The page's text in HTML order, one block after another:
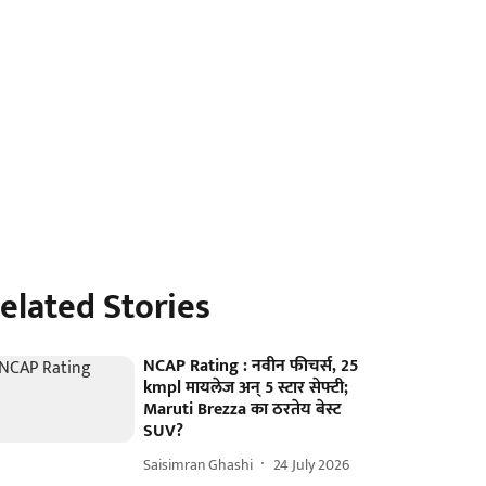
Stories
NCAP Rating : नवीन फीचर्स, 25
kmpl मायलेज अन् 5 स्टार सेफ्टी;
Maruti Brezza का ठरतेय बेस्ट
SUV?
Saisimran Ghashi 24 July 2026